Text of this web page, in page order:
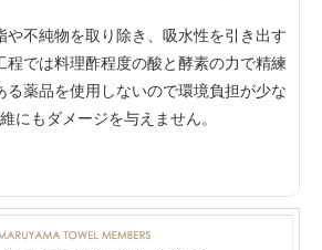
や不純物を取り除き、吸水性を引き出す
程では料理酢程度の酸と酵素の力で精練
る薬品を使用しないので環境負担が少な
にもダメージを与えません。